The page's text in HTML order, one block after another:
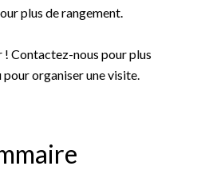
plus de rangement.
! Contactez-nous pour plus
organiser une visite.